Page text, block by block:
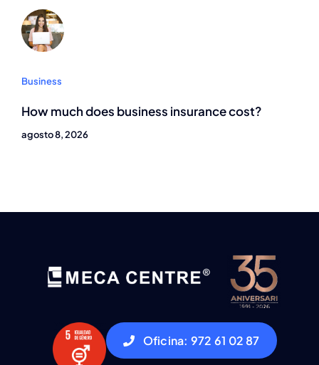
Business
How much does business insurance cost?
agosto 8, 2026
Oficina: 972 61 02 87